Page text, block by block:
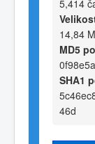
5,414
14,84
MD5
SHA1
46d